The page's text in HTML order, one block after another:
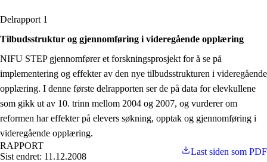
Delrapport 1
Tilbudsstruktur og gjennomføring i videregående opplæring
NIFU STEP gjennomfører et forskningsprosjekt for å se på
implementering og effekter av den nye tilbudsstrukturen i videregående
opplæring. I denne første delrapporten ser de på data for elevkullene
som gikk ut av 10. trinn mellom 2004 og 2007, og vurderer om
reformen har effekter på elevers søkning, opptak og gjennomføring i
videregående opplæring.
RAPPORT
Sist endret: 11.12.2008
Last siden som PDF